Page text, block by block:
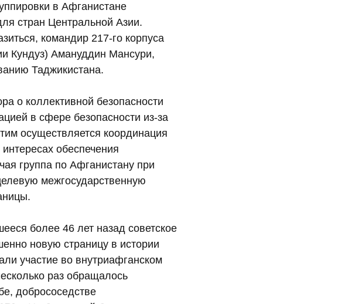
в Афганистане
стран Центральной Азии.
командир 217-го корпуса
Кундуз) Амануддин Мансури,
Таджикистана.
о коллективной безопасности
в сфере безопасности из-за
осуществляется координация
обеспечения
группа по Афганистану при
межгосударственную
более 46 лет назад советское
новую страницу в истории
участие во внутриафганском
раз обращалось
добрососедстве